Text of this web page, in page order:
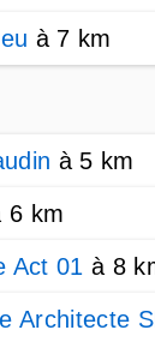
à 7 km
à 5 km
6 km
Act 01 à 8
Architecte